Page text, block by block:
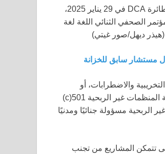
السناتور تيد كروز (R-TX) يعقد مؤتمرًا صحفيًا مع عائلات فقدت أحباءها في حادث طائرة DCA في 29 يناير 2025،
المؤتمر الصحفي الثنائي اللغة لغة
(هيذر ديهل/صور غيتي)
مستشار سابق للخزانة
والاضطرابات، أو
مشروع قانون SPONSOR، الذي سيعدل قانون الإيرادات الداخلية لتوسيع مسؤولية المنظمات غير الربحية 501(c)
الربحية مسؤولة جنائيًا ومدنيًا
تتمكن المشاريع من تجنب